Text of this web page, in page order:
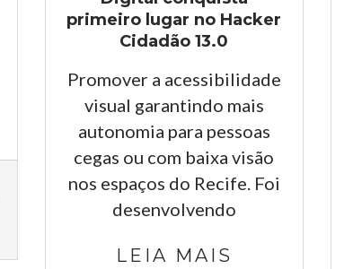
primeiro lugar no Hacker
Cidadão 13.0
Promover a acessibilidade
visual garantindo mais
autonomia para pessoas
cegas ou com baixa visão
nos espaços do Recife. Foi
desenvolvendo
LEIA MAIS